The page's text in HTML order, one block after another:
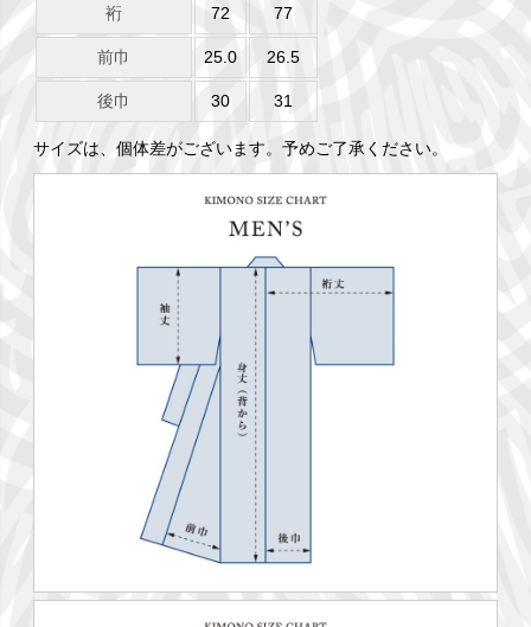
裄 72 77
前巾 25.0 26.5
後巾 30 31
サイズは、個体差がございます。予めご了承ください。